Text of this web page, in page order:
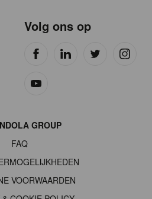
Volg ons op
GROUP
FAQ
VOORWAARDEN